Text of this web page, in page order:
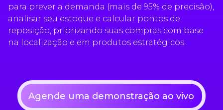
para prever a demanda (mais de 95% de precisão),
analisar seu estoque e calcular pontos de
reposição, priorizando suas compras com base
na localização e em produtos estratégicos.
Agende uma demonstração ao vivo